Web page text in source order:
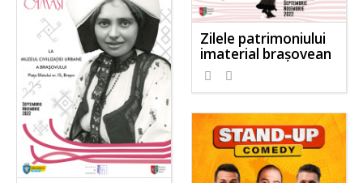
Zilele patrimoniului
imaterial brașovean